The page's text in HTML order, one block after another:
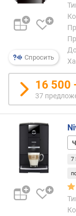
в
с
т
и
н
я
(
м
м
)
в
ы
с
Спросить
16 500
37
7